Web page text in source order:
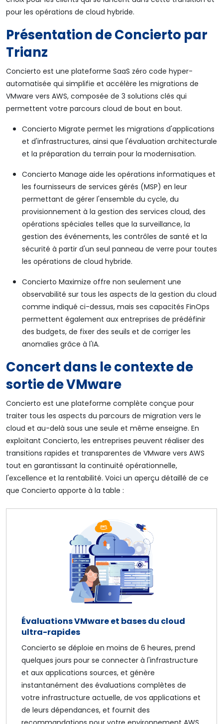
pour les opérations de cloud hybride.
Présentation de Concierto par
Trianz
Concierto est une plateforme SaaS zéro code hyper-
automatisée qui simplifie et accélère les migrations de
VMware vers AWS, composée de 3 solutions clés qui
permettent votre parcours cloud de bout en bout.
Concierto Migrate permet les migrations d'applications
et d'infrastructures, ainsi que l'évaluation architecturale
et la préparation du terrain pour la modernisation.
Concierto Manage aide les opérations informatiques et
les fournisseurs de services gérés (MSP) en leur
permettant de gérer l'ensemble du cycle, du
provisionnement à la gestion des services cloud, des
opérations spéciales telles que la surveillance, la
gestion des événements, les contrôles de santé et la
sécurité à partir d'un seul panneau de verre pour toutes
les opérations de cloud hybride.
Concierto Maximize offre non seulement une
observabilité sur tous les aspects de la gestion du cloud
comme indiqué ci-dessus, mais ses capacités FinOps
permettent également aux entreprises de prédéfinir
des budgets, de fixer des seuils et de corriger les
anomalies grâce à l'IA.
Concert dans le contexte de
sortie de VMware
Concierto est une plateforme complète conçue pour
traiter tous les aspects du parcours de migration vers le
cloud et au-delà sous une seule et même enseigne. En
exploitant Concierto, les entreprises peuvent réaliser des
transitions rapides et transparentes de VMware vers AWS
tout en garantissant la continuité opérationnelle,
l'excellence et la rentabilité. Voici un aperçu détaillé de ce
que Concierto apporte à la table :
Évaluations VMware et bases du cloud
ultra-rapides
Concierto se déploie en moins de 6 heures, prend
quelques jours pour se connecter à l'infrastructure
et aux applications sources, et génère
instantanément des évaluations complètes de
votre infrastructure actuelle, de vos applications et
de leurs dépendances, et fournit des